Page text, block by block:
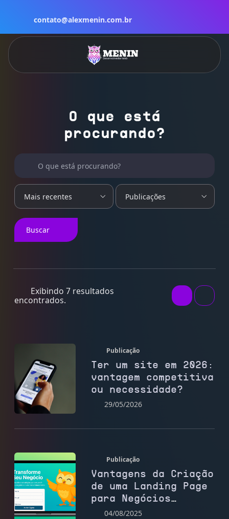
contato@alexmenin.com.br
O que está
procurando?
Buscar por:
O que está procurando?
Mais recentes Publicações
Buscar
Exibindo 7 resultados
encontrados.
Publicação
Ter um site em 2026:
vantagem competitiva
ou necessidade?
29/05/2026
Publicação
Vantagens da Criação
de uma Landing Page
para Negócios
Digitais
04/08/2025